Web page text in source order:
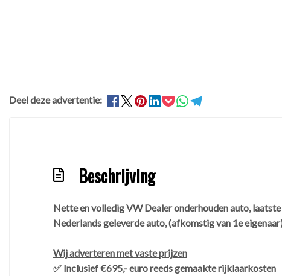
Deel deze advertentie:
Beschrijving
Nette en volledig VW Dealer onderhouden auto,
Nederlands geleverde auto, (afkomstig van 1e
Wij adverteren met vaste prijzen
✅ Inclusief €695,- euro reeds gemaakte rijklaarkosten